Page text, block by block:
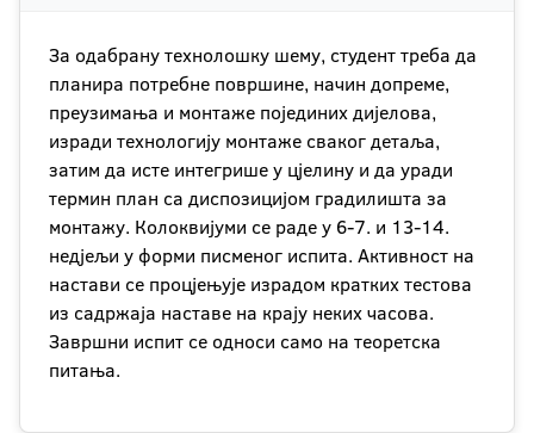
За одабрану технолошку шему, студент треба да
планира потребне површине, начин допреме,
преузимања и монтаже појединих дијелова,
изради технологију монтаже сваког детаља,
затим да исте интегрише у цјелину и да уради
термин план са диспозицијом градилишта за
монтажу. Колоквијуми се раде у 6-7. и 13-14.
недјељи у форми писменог испита. Активност на
настави се процјењује израдом кратких тестова
из садржаја наставе на крају неких часова.
Завршни испит се односи само на теоретска
питања.